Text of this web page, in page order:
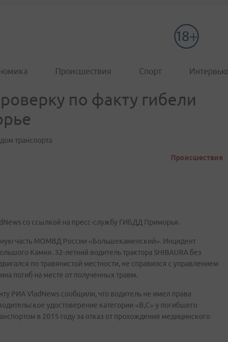
Происшествия Спорт Интервью
по факту гибели
транспорта
Происшествия
со ссылкой на пресс-службу ГИБДД Приморья.
часть МОМВД России «Большекаменский». Инцидент
Камня. 32-летний водитель трактора SHIBAURA без
по травянистой местности, не справился с управлением
погиб на месте от полученных травм.
РИА VladNews сообщили, что водитель не имел права
удостоверение категории «В,С» у погибшего
в 2015 году за отказ от прохождения медицинского